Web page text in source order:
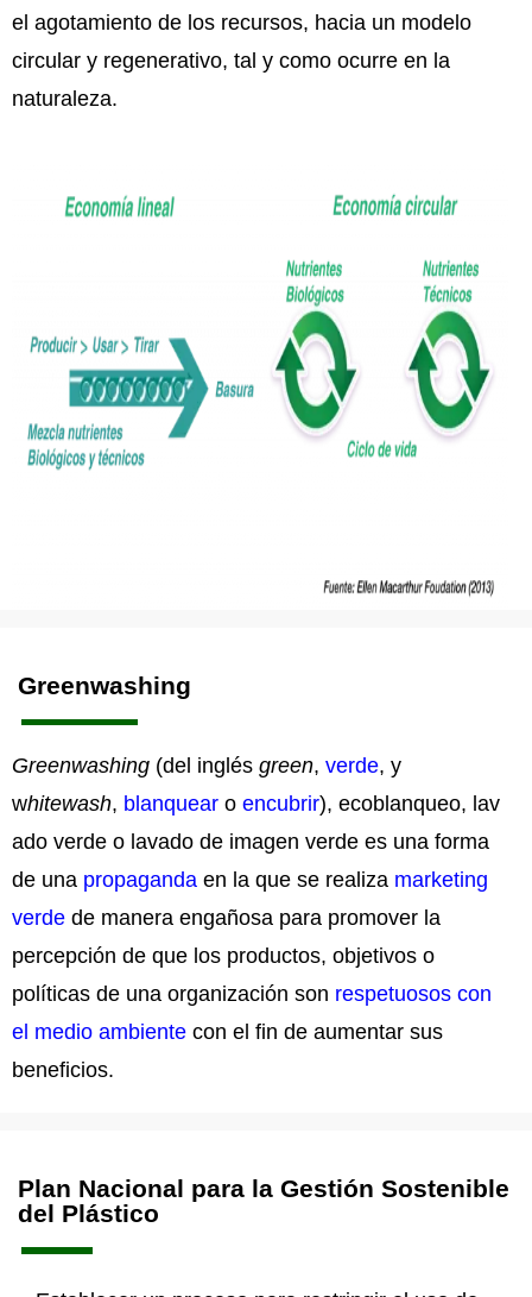
el agotamiento de los recursos, hacia un modelo
circular y regenerativo, tal y como ocurre en la
naturaleza.
Greenwashing
Greenwashing (del inglés green, verde, y
whitewash, blanquear o encubrir), ecoblanqueo, lav
ado verde o lavado de imagen verde es una forma
de una propaganda en la que se realiza marketing
verde de manera engañosa para promover la
percepción de que los productos, objetivos o
políticas de una organización son respetuosos con
el medio ambiente con el fin de aumentar sus
beneficios.
Plan Nacional para la Gestión Sostenible
del Plástico